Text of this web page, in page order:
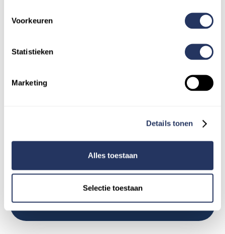
Voorkeuren
Statistieken
Marketing
Details tonen
Alles toestaan
Selectie toestaan
Zet jouw to-do-lijst
Je hoeft het niet allemaal zelf te doen.
Bespaar tijd, verminder stress en houd